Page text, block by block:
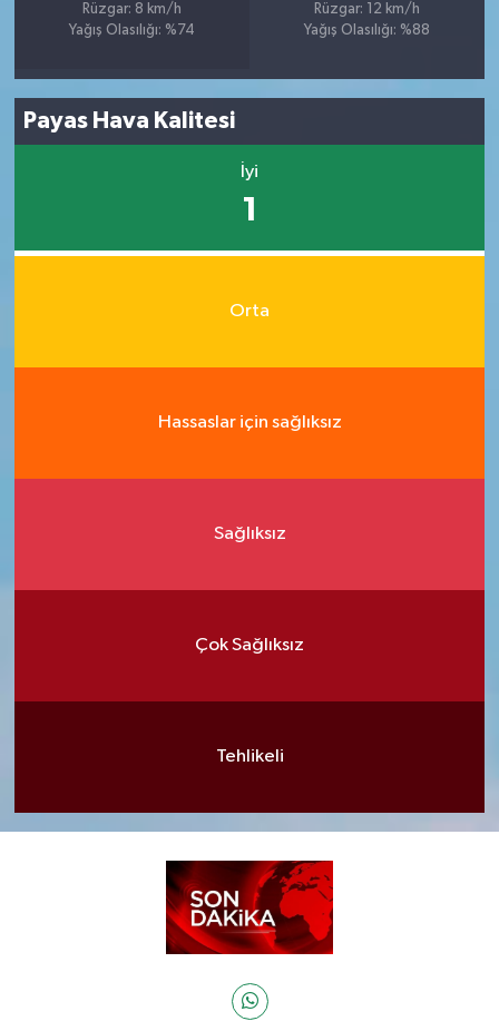
Rüzgar: 8 km/h
Yağış Olasılığı: %74
Rüzgar: 12 km/h
Yağış Olasılığı: %88
Payas Hava Kalitesi
İyi
1
Orta
Hassaslar için sağlıksız
Sağlıksız
Çok Sağlıksız
Tehlikeli